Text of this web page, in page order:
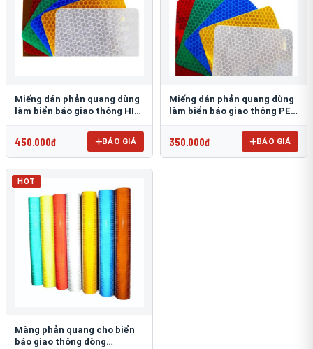
Miếng dán phản quang dùng
làm biển báo giao thông HIP
450.000đ BÁO GIÁ
Miếng dán phản quang dùng
làm biển báo giao thông PEG
350.000đ BÁO GIÁ
HOT
Màng phản quang cho biển
báo giao thông dòng